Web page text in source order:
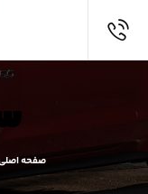
صفحه